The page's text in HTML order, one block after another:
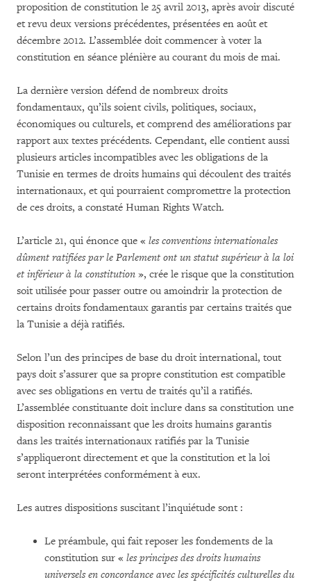
proposition de constitution le 25 avril 2013, après avoir discuté
et revu deux versions précédentes, présentées en août et
décembre 2012. L’assemblée doit commencer à voter la
constitution en séance plénière au courant du mois de mai.
La dernière version défend de nombreux droits
fondamentaux, qu’ils soient civils, politiques, sociaux,
économiques ou culturels, et comprend des améliorations par
rapport aux textes précédents. Cependant, elle contient aussi
plusieurs articles incompatibles avec les obligations de la
Tunisie en termes de droits humains qui découlent des traités
internationaux, et qui pourraient compromettre la protection
de ces droits, a constaté Human Rights Watch.
L’article 21, qui énonce que « les conventions internationales
dûment ratifiées par le Parlement ont un statut supérieur à la loi
et inférieur à la constitution », crée le risque que la constitution
soit utilisée pour passer outre ou amoindrir la protection de
certains droits fondamentaux garantis par certains traités que
la Tunisie a déjà ratifiés.
Selon l’un des principes de base du droit international, tout
pays doit s’assurer que sa propre constitution est compatible
avec ses obligations en vertu de traités qu’il a ratifiés.
L’assemblée constituante doit inclure dans sa constitution une
disposition reconnaissant que les droits humains garantis
dans les traités internationaux ratifiés par la Tunisie
s’appliqueront directement et que la constitution et la loi
seront interprétées conformément à eux.
Les autres dispositions suscitant l’inquiétude sont :
Le préambule, qui fait reposer les fondements de la
constitution sur « les principes des droits humains
universels en concordance avec les spécificités culturelles du